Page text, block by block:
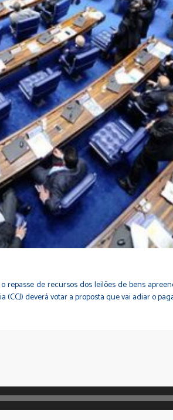
de recursos dos leilões de bens
(CCJ) deverá votar a proposta que vai adiar o